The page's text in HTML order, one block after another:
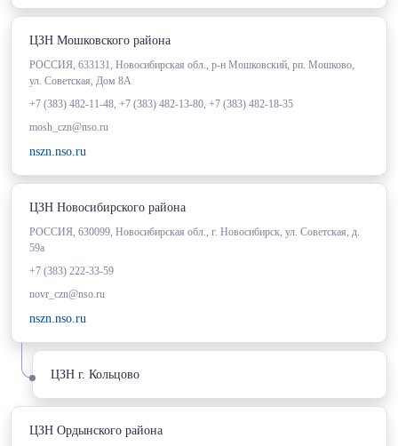
ЦЗН Мошковского района
РОССИЯ, 633131, Новосибирская обл., р-н Мошковский, рп. Мошково,
ул. Советская, Дом 8А
+7 (383) 482-11-48, +7 (383) 482-13-80, +7 (383) 482-18-35
mosh_czn@nso.ru
nszn.nso.ru
ЦЗН Новосибирского района
РОССИЯ, 630099, Новосибирская обл., г. Новосибирск, ул. Советская, д.
59а
+7 (383) 222-33-59
novr_czn@nso.ru
nszn.nso.ru
ЦЗН г. Кольцово
ЦЗН Ордынского района